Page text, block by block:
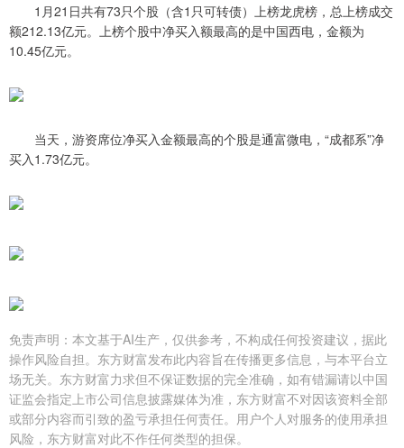
1月21日共有73只个股（含1只可转债）上榜龙虎榜，总上榜成交
额212.13亿元。上榜个股中净买入额最高的是中国西电，金额为
10.45亿元。
当天，游资席位净买入金额最高的个股是通富微电，“成都系”净
买入1.73亿元。
免责声明：本文基于AI生产，仅供参考，不构成任何投资建议，据此
操作风险自担。东方财富发布此内容旨在传播更多信息，与本平台立
场无关。东方财富力求但不保证数据的完全准确，如有错漏请以中国
证监会指定上市公司信息披露媒体为准，东方财富不对因该资料全部
或部分内容而引致的盈亏承担任何责任。用户个人对服务的使用承担
风险，东方财富对此不作任何类型的担保。